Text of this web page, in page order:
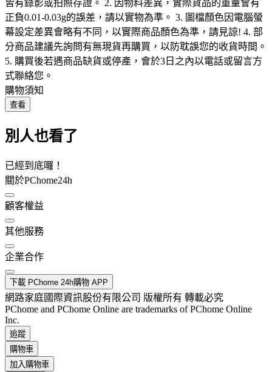
皆有錄影或拍照存證。 2. 因物料差異，實際貨品的重量會有
正負0.01-0.03g的誤差，請以實物為準。 3. 圖檔顏色因電腦螢
幕設定差異會略有不同，以實際商品顏色為準，請見諒! 4. 部
分商品建議先詢問有無現貨再購買，以防耽誤您的收貨時間。
5. 購買後若遇商品缺貨或停產，會於3日之內以電話或留言方
式聯絡您。
購物須知
查看
別人也看了
已經到底囉！
關於PChome24h
顧客權益
其他服務
企業合作
下載 PChome 24h購物 APP
網路家庭國際資訊股份有限公司 版權所有 轉載必究
PChome and PChome Online are trademarks of PChome Online
Inc.
追蹤
購物車
加入購物車